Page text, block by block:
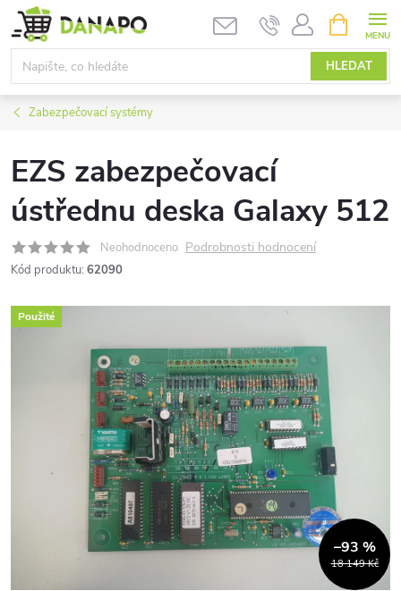
Přejít
na
obsah
HLEDAT
NÁKUPNÍ
KOŠÍK
Zabezpečovací systémy
EZS zabezpečovací
ústřednu deska Galaxy 512
Neohodnoceno Podrobnosti hodnocení
Kód produktu: 62090
Použité
18 149 Kč
–93 %